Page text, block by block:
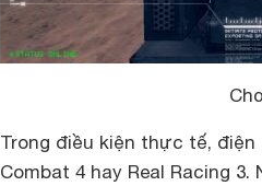
Trong điều kiện thực tế,
Combat 4 hay Real Racing